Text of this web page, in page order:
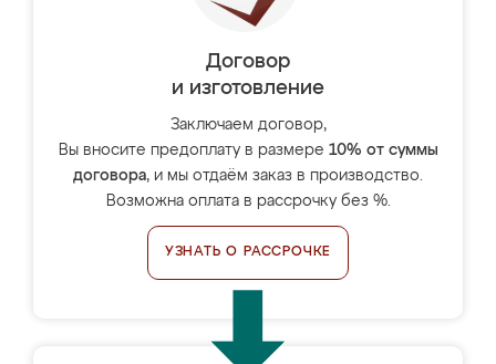
Договор
и изготовление
Заключаем договор,
Вы вносите предоплату в размере 10% от суммы
договора, и мы отдаём заказ в производство.
Возможна оплата в рассрочку без %.
УЗНАТЬ О РАССРОЧКЕ